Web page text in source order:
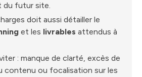
du futur site.
doit aussi détailler le
et les livrables attendus à
: manque de clarté, excès de
contenu ou focalisation sur les